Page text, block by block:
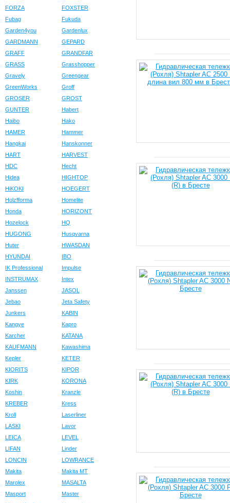
FORZA
FOXSTER
Fubag
Fukuda
Garden4you
Gardenlux
GARDMANN
GEPARD
GRAFF
GRANDFAR
GRASS
Grasshopper
Gravely
Greengear
GreenWorks
Groff
GROSER
GROST
GUNTER
Habert
Haibo
Hako
HAMER
Hammer
Hangkai
Hanskonner
HART
HARVEST
HDC
Hecht
Hidea
HIGHTOP
HiKOKI
HOEGERT
Holzfforma
Homelite
Honda
HORIZONT
Hozelock
HQ
HUGONG
Husqvarna
Huter
HWASDAN
HYUNDAI
IBO
IK Professional
Impulse
INSTRUMAX
Intex
Janssen
JASOL
Jebao
Jeta Safety
Junkers
KABIN
Kangye
Kapro
Karcher
KATANA
KAUFMANN
Kawashima
Kepler
KETER
KIORITS
KIPOR
KIRK
KORONA
Koshin
Kranzle
KREBER
Kress
Kroll
Laserliner
LASKI
Lavor
LEICA
LEVEL
LIFAN
Linder
LONCIN
LOWRANCE
Makita
Makita MT
Marolex
MASALTA
Masport
Master